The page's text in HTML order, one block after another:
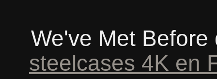
We've Met Before
steelcases 4K en